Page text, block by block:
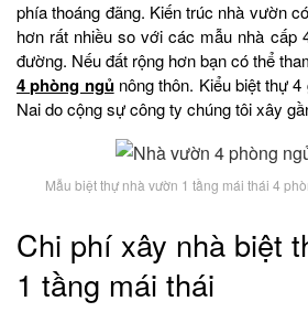
phía thoáng đãng. Kiến trúc nhà vườn
hơn rất nhiều so với các mẫu nhà cấp
đường. Nếu đất rộng hơn bạn có thể
4 phòng ngủnông thôn. Kiểu biệt thự
Nai do cộng sự công ty chúng tôi xây
Mẫu biệt thự nhà vườn 1 tầng mái thái 4
Chi phí xây nhà biệt
1 tầng mái thái